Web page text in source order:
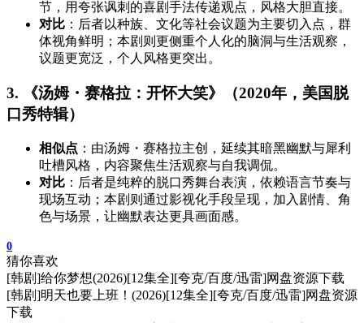
节，用夸张讽刺的喜剧手法传递观点，风格大胆直接。
对比 ：后者以种族、文化等社会议题为主要切入点，群
体视角鲜明；本剧则更侧重个人化的脑洞与生活观察，
议题更宽泛，个人风格更突出。
3. 《汤姆・赛格拉：开怀大笑》（2020年，美国脱
口秀特辑）
相似点 ：由汤姆・赛格拉主创，延续其暗黑幽默与犀利
吐槽风格，内容聚焦生活观察与自我调侃。
对比 ：后者是纯粹的脱口秀舞台表演，依赖语言节奏与
现场互动；本剧则通过影视化手段呈现，加入剧情、角
色与场景，让幽默表达更具画面感。
0
猜你喜欢
[韩剧]给你梦想(2026)[12集全][夸克/百度/迅雷]网盘资源下载
[韩剧]明天也要上班！(2026)[12集全][夸克/百度/迅雷]网盘资源
下载